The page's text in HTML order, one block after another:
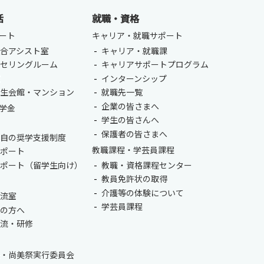
総合認証基盤システム（要ログイン）
ト
アシスト室
リングルーム
会館・マンション
金
の奨学支援制度
ート
ート（留学生向け）
室
方へ
・研修
尚美祭実行委員会
就職・資格
キャリア・就職サポート
キャリア・就職課
キャリアサポートプログラム
インターンシップ
就職先一覧
企業の皆さまへ
学生の皆さんへ
保護者の皆さまへ
教職課程・学芸員課程
教職・資格課程センター
教員免許状の取得
介護等の体験について
学芸員課程